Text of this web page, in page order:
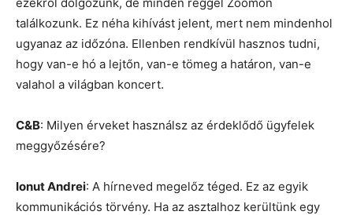
találkozunk. Ez néha kihívást jelent, mert nem mindenhol
ugyanaz az időzóna. Ellenben rendkívül hasznos tudni,
hogy van-e hó a lejtőn, van-e tömeg a határon, van-e
valahol a világban koncert.
C&B: Milyen érveket használsz az érdeklődő ügyfelek
meggyőzésére?
Ionut Andrei: A hírneved megelőz téged. Ez az egyik
kommunikációs törvény. Ha az asztalhoz kerültünk egy